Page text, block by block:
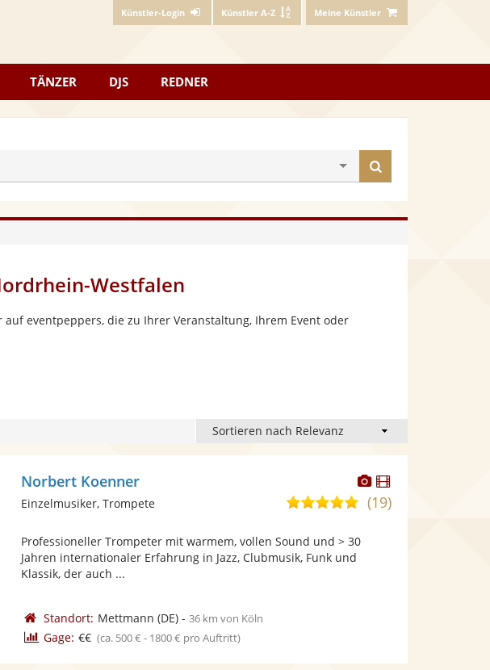
Künstler-Login Künstler A-Z Meine Künstler
TÄNZER DJS REDNER
finden
Westfalen
eventpeppers, die zu Ihrer Veranstaltung, Ihrem Event oder
Dieser
Künstler
stellt
Dieser
Künstler
Norbert Koenner
5,0
5
(19)
Einzelmusiker, Trompete
Professioneller Trompeter mit warmem, vollen Sound und > 30
Jahren internationaler Erfahrung in Jazz, Clubmusik, Funk und
Klassik, der auch ...
Standort: Mettmann (DE)- 36 km von Köln
Gage: €€ (ca. 500 € - 1800 € pro Auftritt)